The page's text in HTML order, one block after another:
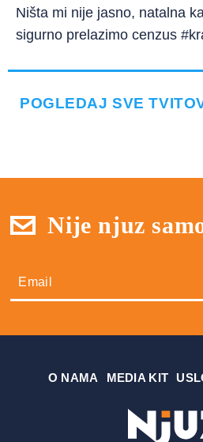
Ništa mi nije jasno, natalna
sigurno prelazimo cenzus
POGLEDAJ SVE
Nije njuz
О NAMA MEDIA KIT